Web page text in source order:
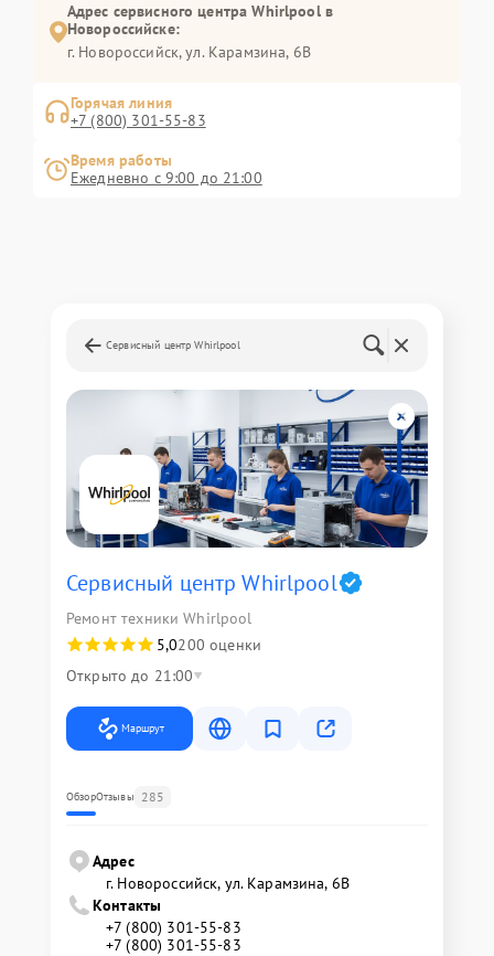
Адрес сервисного центра Whirlpool в
Новороссийске:
г. Новороссийск, ул. Карамзина, 6В
Горячая линия
+7 (800) 301-55-83
Время работы
Ежедневно с 9:00 до 21:00
Сервисный центр Whirlpool
Сервисный центр Whirlpool
Ремонт техники Whirlpool
5,0200 оценки
Открыто до 21:00
Маршрут
ОбзорОтзывы 285
Адрес
г. Новороссийск, ул. Карамзина, 6В
Контакты
+7 (800) 301-55-83
+7 (800) 301-55-83